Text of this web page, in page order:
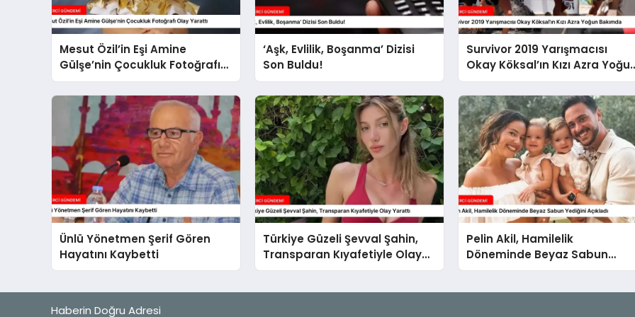
Mesut Özil’in Eşi Amine
Gülşe’nin Çocukluk Fotoğrafı
Olay Yarattı
‘Aşk, Evlilik, Boşanma’ Dizisi
Son Buldu!
Survivor 2019 Yarışmacısı
Okay Köksal’ın Kızı Azra
Bakımda
Ünlü Yönetmen Şerif Gören
Hayatını Kaybetti
Türkiye Güzeli Şevval Şahin,
Transparan Kıyafetiyle Olay
Yarattı
Pelin Akil, Hamilelik
Döneminde Beyaz Sabun
Yediğini Açıkladı
Haberin Doğru Adresi